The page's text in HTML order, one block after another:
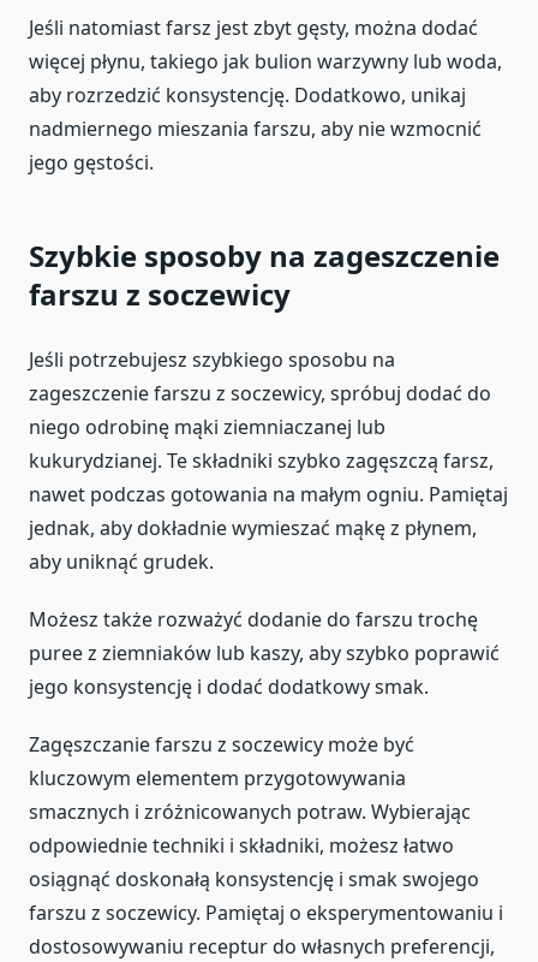
Jeśli natomiast farsz jest zbyt gęsty, można dodać
więcej płynu, takiego jak bulion warzywny lub woda,
aby rozrzedzić konsystencję. Dodatkowo, unikaj
nadmiernego mieszania farszu, aby nie wzmocnić
jego gęstości.
Szybkie sposoby na zageszczenie
farszu z soczewicy
Jeśli potrzebujesz szybkiego sposobu na
zageszczenie farszu z soczewicy, spróbuj dodać do
niego odrobinę mąki ziemniaczanej lub
kukurydzianej. Te składniki szybko zagęszczą farsz,
nawet podczas gotowania na małym ogniu. Pamiętaj
jednak, aby dokładnie wymieszać mąkę z płynem,
aby uniknąć grudek.
Możesz także rozważyć dodanie do farszu trochę
puree z ziemniaków lub kaszy, aby szybko poprawić
jego konsystencję i dodać dodatkowy smak.
Zagęszczanie farszu z soczewicy może być
kluczowym elementem przygotowywania
smacznych i zróżnicowanych potraw. Wybierając
odpowiednie techniki i składniki, możesz łatwo
osiągnąć doskonałą konsystencję i smak swojego
farszu z soczewicy. Pamiętaj o eksperymentowaniu i
dostosowywaniu receptur do własnych preferencji,